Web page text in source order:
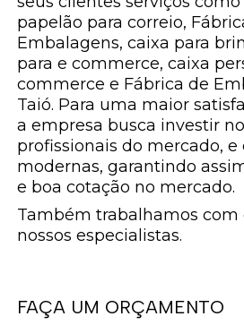
papelão para correio,
Embalagens, caixa para
para e commerce, caixa
commerce e Fábrica de
Taió. Para uma maior
a empresa busca investir
profissionais do mercado,
modernas, garantindo
e boa cotação no mercado.
Também trabalhamos com
nossos especialistas.
FAÇA UM ORÇAMENTO